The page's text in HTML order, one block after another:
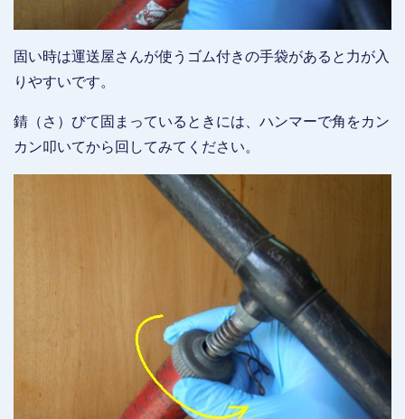
固い時は運送屋さんが使うゴム付きの手袋があると力が入
りやすいです。
錆（さ）びて固まっているときには、ハンマーで角をカン
カン叩いてから回してみてください。